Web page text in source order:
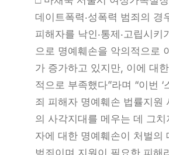
데이트폭력‧성폭력 범죄의 경
피해자를 낙인‧통제‧고립시키
으로 명예훼손을 악의적으로
가 증가하고 있지만, 이에 대
적으로 부족했다”라며 “이번 ‘
죄 피해자 명예훼손 법률지원
의 사각지대를 메우는 데 그치
자에 대한 명예훼손이 처벌의
범죄이며 지원이 필요한 피해